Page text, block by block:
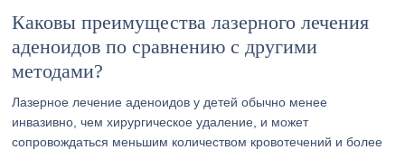
Каковы преимущества лазерного лечения
аденоидов по сравнению с другими
методами?
Лазерное лечение аденоидов у детей обычно менее
инвазивно, чем хирургическое удаление, и может
сопровождаться меньшим количеством кровотечений и более